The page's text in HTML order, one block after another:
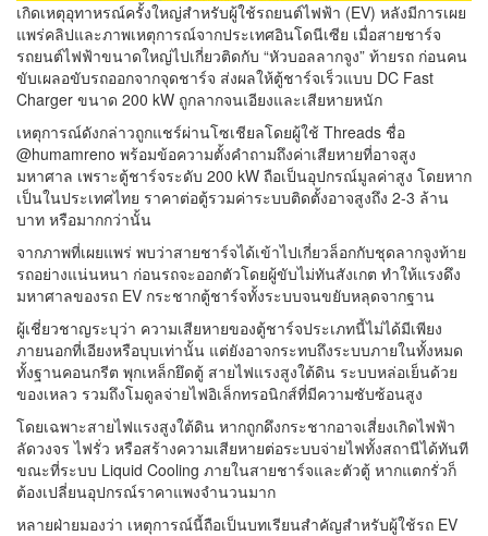
เกิดเหตุอุทาหรณ์ครั้งใหญ่สำหรับผู้ใช้รถยนต์ไฟฟ้า (EV) หลังมีการเผย
แพร่คลิปและภาพเหตุการณ์จากประเทศอินโดนีเซีย เมื่อสายชาร์จ
รถยนต์ไฟฟ้าขนาดใหญ่ไปเกี่ยวติดกับ “หัวบอลลากจูง” ท้ายรถ ก่อนคน
ขับเผลอขับรถออกจากจุดชาร์จ ส่งผลให้ตู้ชาร์จเร็วแบบ DC Fast
Charger ขนาด 200 kW ถูกลากจนเอียงและเสียหายหนัก
เหตุการณ์ดังกล่าวถูกแชร์ผ่านโซเชียลโดยผู้ใช้ Threads ชื่อ
@humamreno พร้อมข้อความตั้งคำถามถึงค่าเสียหายที่อาจสูง
มหาศาล เพราะตู้ชาร์จระดับ 200 kW ถือเป็นอุปกรณ์มูลค่าสูง โดยหาก
เป็นในประเทศไทย ราคาต่อตู้รวมค่าระบบติดตั้งอาจสูงถึง 2-3 ล้าน
บาท หรือมากกว่านั้น
จากภาพที่เผยแพร่ พบว่าสายชาร์จได้เข้าไปเกี่ยวล็อกกับชุดลากจูงท้าย
รถอย่างแน่นหนา ก่อนรถจะออกตัวโดยผู้ขับไม่ทันสังเกต ทำให้แรงดึง
มหาศาลของรถ EV กระชากตู้ชาร์จทั้งระบบจนขยับหลุดจากฐาน
ผู้เชี่ยวชาญระบุว่า ความเสียหายของตู้ชาร์จประเภทนี้ไม่ได้มีเพียง
ภายนอกที่เอียงหรือบุบเท่านั้น แต่ยังอาจกระทบถึงระบบภายในทั้งหมด
ทั้งฐานคอนกรีต พุกเหล็กยึดตู้ สายไฟแรงสูงใต้ดิน ระบบหล่อเย็นด้วย
ของเหลว รวมถึงโมดูลจ่ายไฟอิเล็กทรอนิกส์ที่มีความซับซ้อนสูง
โดยเฉพาะสายไฟแรงสูงใต้ดิน หากถูกดึงกระชากอาจเสี่ยงเกิดไฟฟ้า
ลัดวงจร ไฟรั่ว หรือสร้างความเสียหายต่อระบบจ่ายไฟทั้งสถานีได้ทันที
ขณะที่ระบบ Liquid Cooling ภายในสายชาร์จและตัวตู้ หากแตกรั่วก็
ต้องเปลี่ยนอุปกรณ์ราคาแพงจำนวนมาก
หลายฝ่ายมองว่า เหตุการณ์นี้ถือเป็นบทเรียนสำคัญสำหรับผู้ใช้รถ EV